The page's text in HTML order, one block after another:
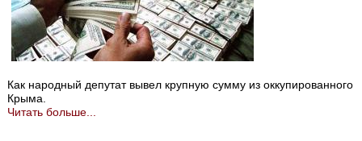
Как народный депутат вывел крупную сумму из оккупированного
Крыма.
Читать больше...